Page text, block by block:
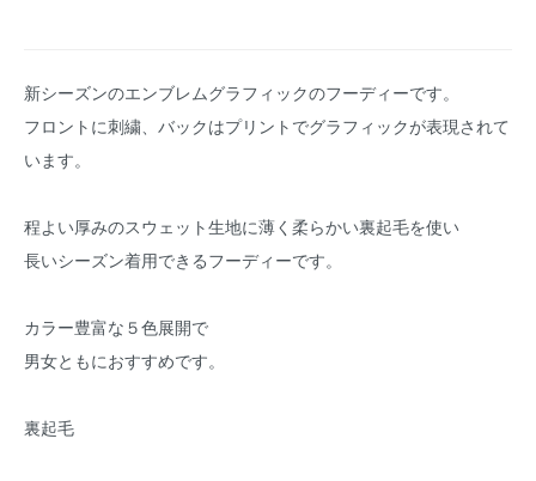
新シーズンのエンブレムグラフィックのフーディーです。
フロントに刺繍、バックはプリントでグラフィックが表現されて
います。
程よい厚みのスウェット生地に薄く柔らかい裏起毛を使い
長いシーズン着用できるフーディーです。
カラー豊富な５色展開で
男女ともにおすすめです。
裏起毛